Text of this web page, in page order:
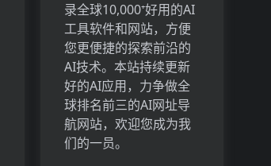
录全球10,000⁺好用的AI
工具软件和网站，方便
您更便捷的探索前沿的
AI技术。本站持续更新
好的AI应用，力争做全
球排名前三的AI网址导
航网站，欢迎您成为我
们的一员。